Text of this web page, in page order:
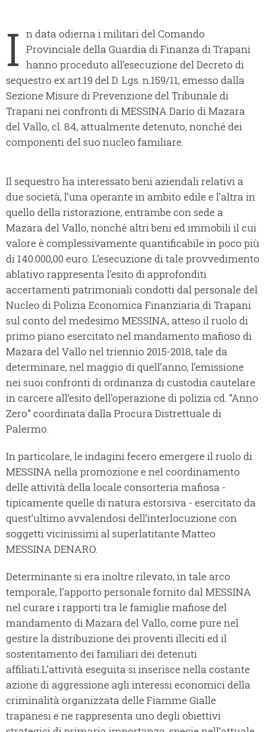
I n data odierna i militari del Comando
Provinciale della Guardia di Finanza di Trapani
hanno proceduto all’esecuzione del Decreto di
sequestro ex art.19 del D. Lgs. n.159/11, emesso dalla
Sezione Misure di Prevenzione del Tribunale di
Trapani nei confronti di MESSINA Dario di Mazara
del Vallo, cl. 84, attualmente detenuto, nonché dei
componenti del suo nucleo familiare.
Il sequestro ha interessato beni aziendali relativi a
due società, l’una operante in ambito edile e l’altra in
quello della ristorazione, entrambe con sede a
Mazara del Vallo, nonché altri beni ed immobili il cui
valore è complessivamente quantificabile in poco più
di 140.000,00 euro. L’esecuzione di tale provvedimento
ablativo rappresenta l’esito di approfonditi
accertamenti patrimoniali condotti dal personale del
Nucleo di Polizia Economica Finanziaria di Trapani
sul conto del medesimo MESSINA, atteso il ruolo di
primo piano esercitato nel mandamento mafioso di
Mazara del Vallo nel triennio 2015-2018, tale da
determinare, nel maggio di quell’anno, l’emissione
nei suoi confronti di ordinanza di custodia cautelare
in carcere all’esito dell’operazione di polizia cd. “Anno
Zero” coordinata dalla Procura Distrettuale di
Palermo.
In particolare, le indagini fecero emergere il ruolo di
MESSINA nella promozione e nel coordinamento
delle attività della locale consorteria mafiosa -
tipicamente quelle di natura estorsiva - esercitato da
quest’ultimo avvalendosi dell’interlocuzione con
soggetti vicinissimi al superlatitante Matteo
MESSINA DENARO.
Determinante si era inoltre rilevato, in tale arco
temporale, l’apporto personale fornito dal MESSINA
nel curare i rapporti tra le famiglie mafiose del
mandamento di Mazara del Vallo, come pure nel
gestire la distribuzione dei proventi illeciti ed il
sostentamento dei familiari dei detenuti
affiliati.L’attività eseguita si inserisce nella costante
azione di aggressione agli interessi economici della
criminalità organizzata delle Fiamme Gialle
trapanesi e ne rappresenta uno degli obiettivi